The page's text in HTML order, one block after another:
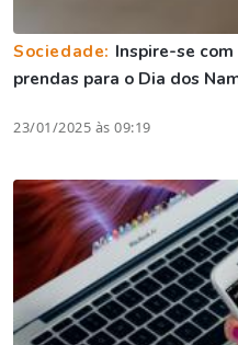
Sociedade: Inspire-se
prendas para o Dia dos
23/01/2025 às 09:19